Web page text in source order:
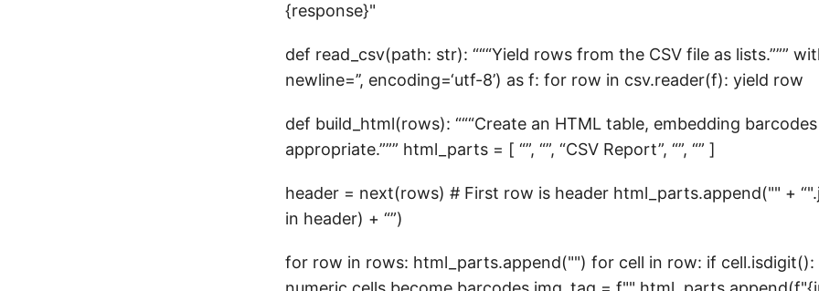
{response}"
def read_csv(path: str): “““Yield rows from the CSV file as lists.”””
newline=’’, encoding=‘utf-8’) as f: for row in csv.reader(f): yield row
def build_html(rows): “““Create an HTML table, embedding
appropriate.””” html_parts = [ “”, “”, “CSV Report”, “”, “” ]
header = next(rows) # First row is header html_parts.append("" +
in header) + “”)
for row in rows: html_parts.append("") for cell in row: if cell.isdigit():